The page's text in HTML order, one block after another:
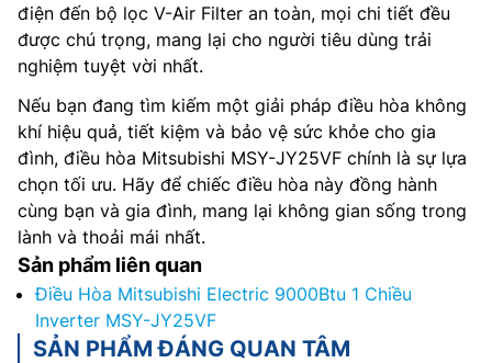
điện đến bộ lọc V-Air Filter an toàn, mọi chi tiết đều
được chú trọng, mang lại cho người tiêu dùng trải
nghiệm tuyệt vời nhất.
Nếu bạn đang tìm kiếm một giải pháp điều hòa không
khí hiệu quả, tiết kiệm và bảo vệ sức khỏe cho gia
đình, điều hòa Mitsubishi MSY-JY25VF chính là sự lựa
chọn tối ưu. Hãy để chiếc điều hòa này đồng hành
cùng bạn và gia đình, mang lại không gian sống trong
lành và thoải mái nhất.
Sản phẩm liên quan
Điều Hòa Mitsubishi Electric 9000Btu 1 Chiều
Inverter MSY-JY25VF
SẢN PHẨM ĐÁNG QUAN TÂM